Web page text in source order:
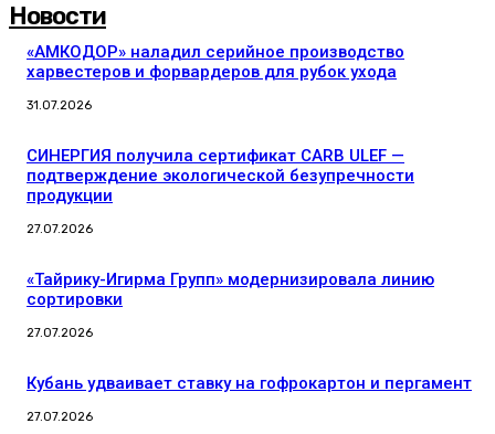
Новости
«АМКОДОР» наладил серийное производство
харвестеров и форвардеров для рубок ухода
31.07.2026
СИНЕРГИЯ получила сертификат CARB ULEF —
подтверждение экологической безупречности
продукции
27.07.2026
«Тайрику-Игирма Групп» модернизировала линию
сортировки
27.07.2026
Кубань удваивает ставку на гофрокартон и пергамент
27.07.2026